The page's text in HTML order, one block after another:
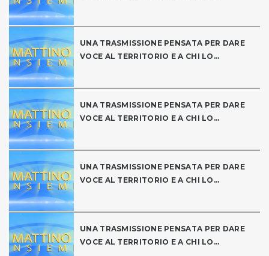
UNA TRASMISSIONE PENSATA PER DARE
VOCE AL TERRITORIO E A CHI LO...
UNA TRASMISSIONE PENSATA PER DARE
VOCE AL TERRITORIO E A CHI LO...
UNA TRASMISSIONE PENSATA PER DARE
VOCE AL TERRITORIO E A CHI LO...
UNA TRASMISSIONE PENSATA PER DARE
VOCE AL TERRITORIO E A CHI LO...